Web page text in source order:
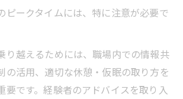
ピークタイムには、特に注意が必要で
り越えるためには、職場内での情報共
の活用、適切な休憩・仮眠の取り方を
要です。経験者のアドバイスを取り入